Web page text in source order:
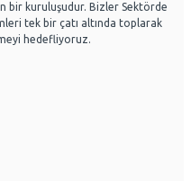
bir kuruluşudur. Bizler Sektörde
tek bir çatı altında toplarak
hedefliyoruz.